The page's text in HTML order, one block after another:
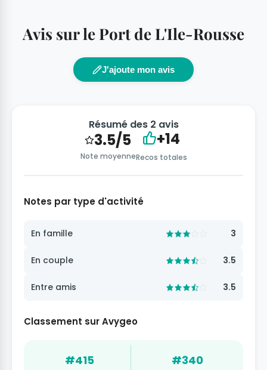
Avis sur le Port de L'Ile-Rousse
J'ajoute mon avis
Résumé des 2 avis
3.5/5
Note moyenne
+14
Recos totales
Notes par type d'activité
En famille 3
En couple 3.5
Entre amis 3.5
Classement sur Avygeo
#415 #340